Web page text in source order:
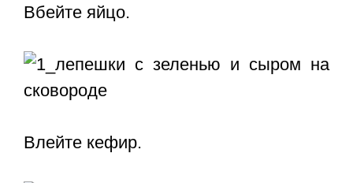
Вбейте яйцо.
Влейте кефир.